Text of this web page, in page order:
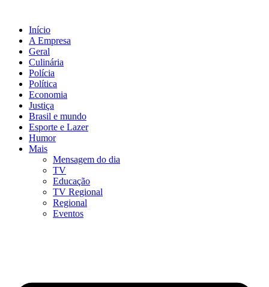
Início
A Empresa
Geral
Culinária
Polícia
Política
Economia
Justiça
Brasil e mundo
Esporte e Lazer
Humor
Mais
Mensagem do dia
TV
Educação
TV Regional
Regional
Eventos